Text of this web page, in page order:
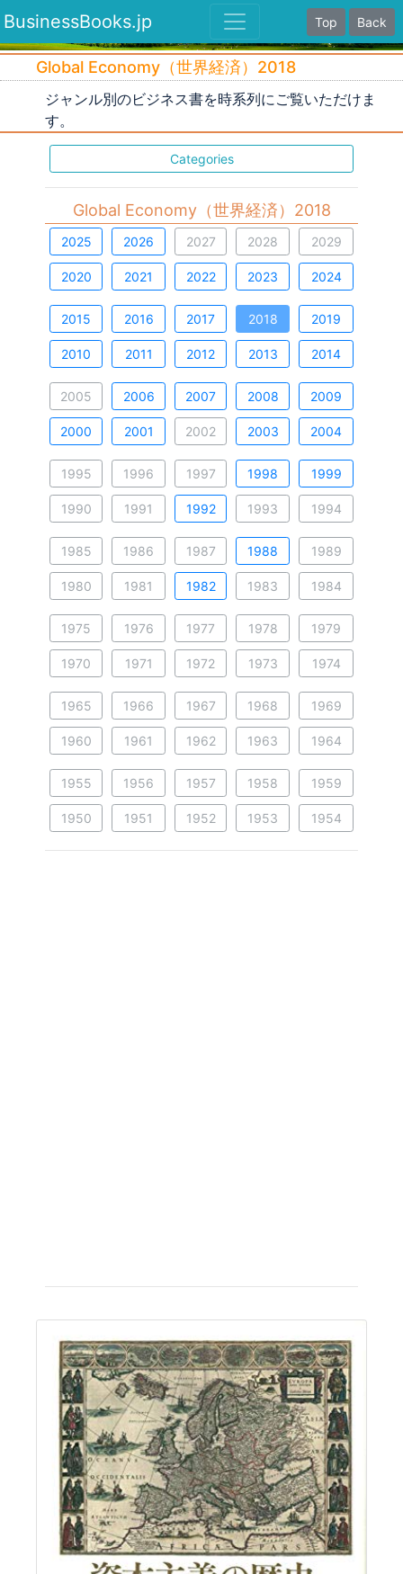
BusinessBooks.jp Top Back
Global Economy（世界経済）2018
ジャンル別のビジネス書を時系列にご覧いただけま
す。
Categories
Global Economy（世界経済）2018
2025 2026 2027 2028 2029
2020 2021 2022 2023 2024
2015 2016 2017 2018 2019
2010 2011 2012 2013 2014
2005 2006 2007 2008 2009
2000 2001 2002 2003 2004
1995 1996 1997 1998 1999
1990 1991 1992 1993 1994
1985 1986 1987 1988 1989
1980 1981 1982 1983 1984
1975 1976 1977 1978 1979
1970 1971 1972 1973 1974
1965 1966 1967 1968 1969
1960 1961 1962 1963 1964
1955 1956 1957 1958 1959
1950 1951 1952 1953 1954